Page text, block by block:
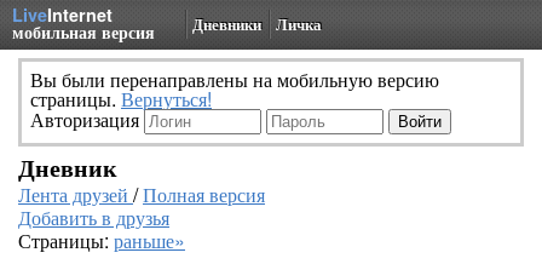
LiveInternet
мобильная версия Дневники Личка
Вы были перенаправлены на мобильную версию
страницы. Вернуться!
Авторизация
Дневник
Лента друзей /Полная версия
Добавить в друзья
Страницы: раньше»